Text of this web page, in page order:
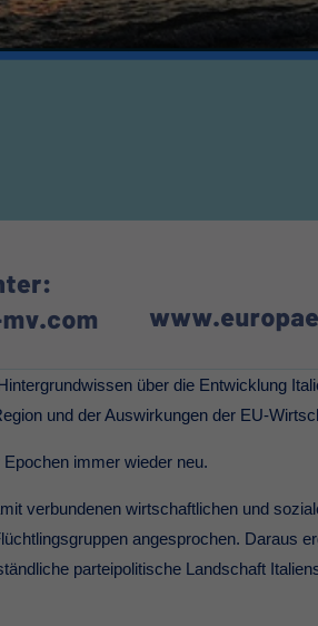
über die Entwicklung
und der Auswirkungen der EU-
immer wieder neu.
verbundenen wirtschaftlichen und
angesprochen. Daraus
parteipolitische Landschaft